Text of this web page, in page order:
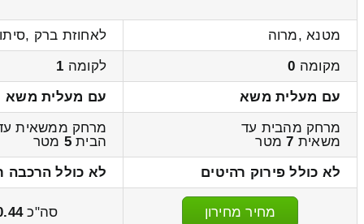
מטנא ,מרוה
לאחוזת ברק
מקומה 0 לקומה 1
עם מעלית משא
עם מעלית משא
מרחק מהבית עד
משאית 7מטר
מרחק ממשאית
הבית5 מטר
לא כולל פירוק רהיטים
לא כולל הרכבה
מחיר מחירון סה"כ